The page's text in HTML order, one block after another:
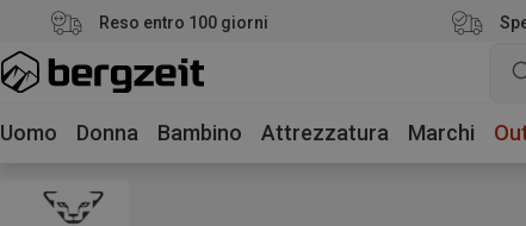
Reso entro 100 giorni
Uomo Donna Bambino Attrezzatura Marchi